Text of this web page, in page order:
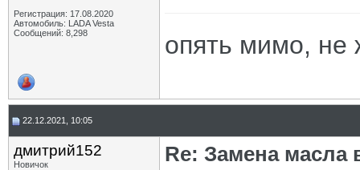
Регистрация: 17.08.2020
Автомобиль: LADA Vesta
Сообщений: 8,298
опять мимо, не
22.12.2021, 10:05
дмитрий152
Новичок
Re: Замена масла